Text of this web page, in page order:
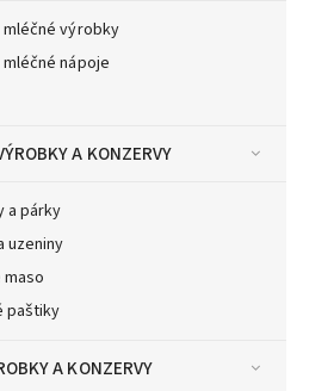
mléčné výrobky
nápoje
A KONZERVY
a párky
uzeniny
maso
paštiky
A KONZERVY